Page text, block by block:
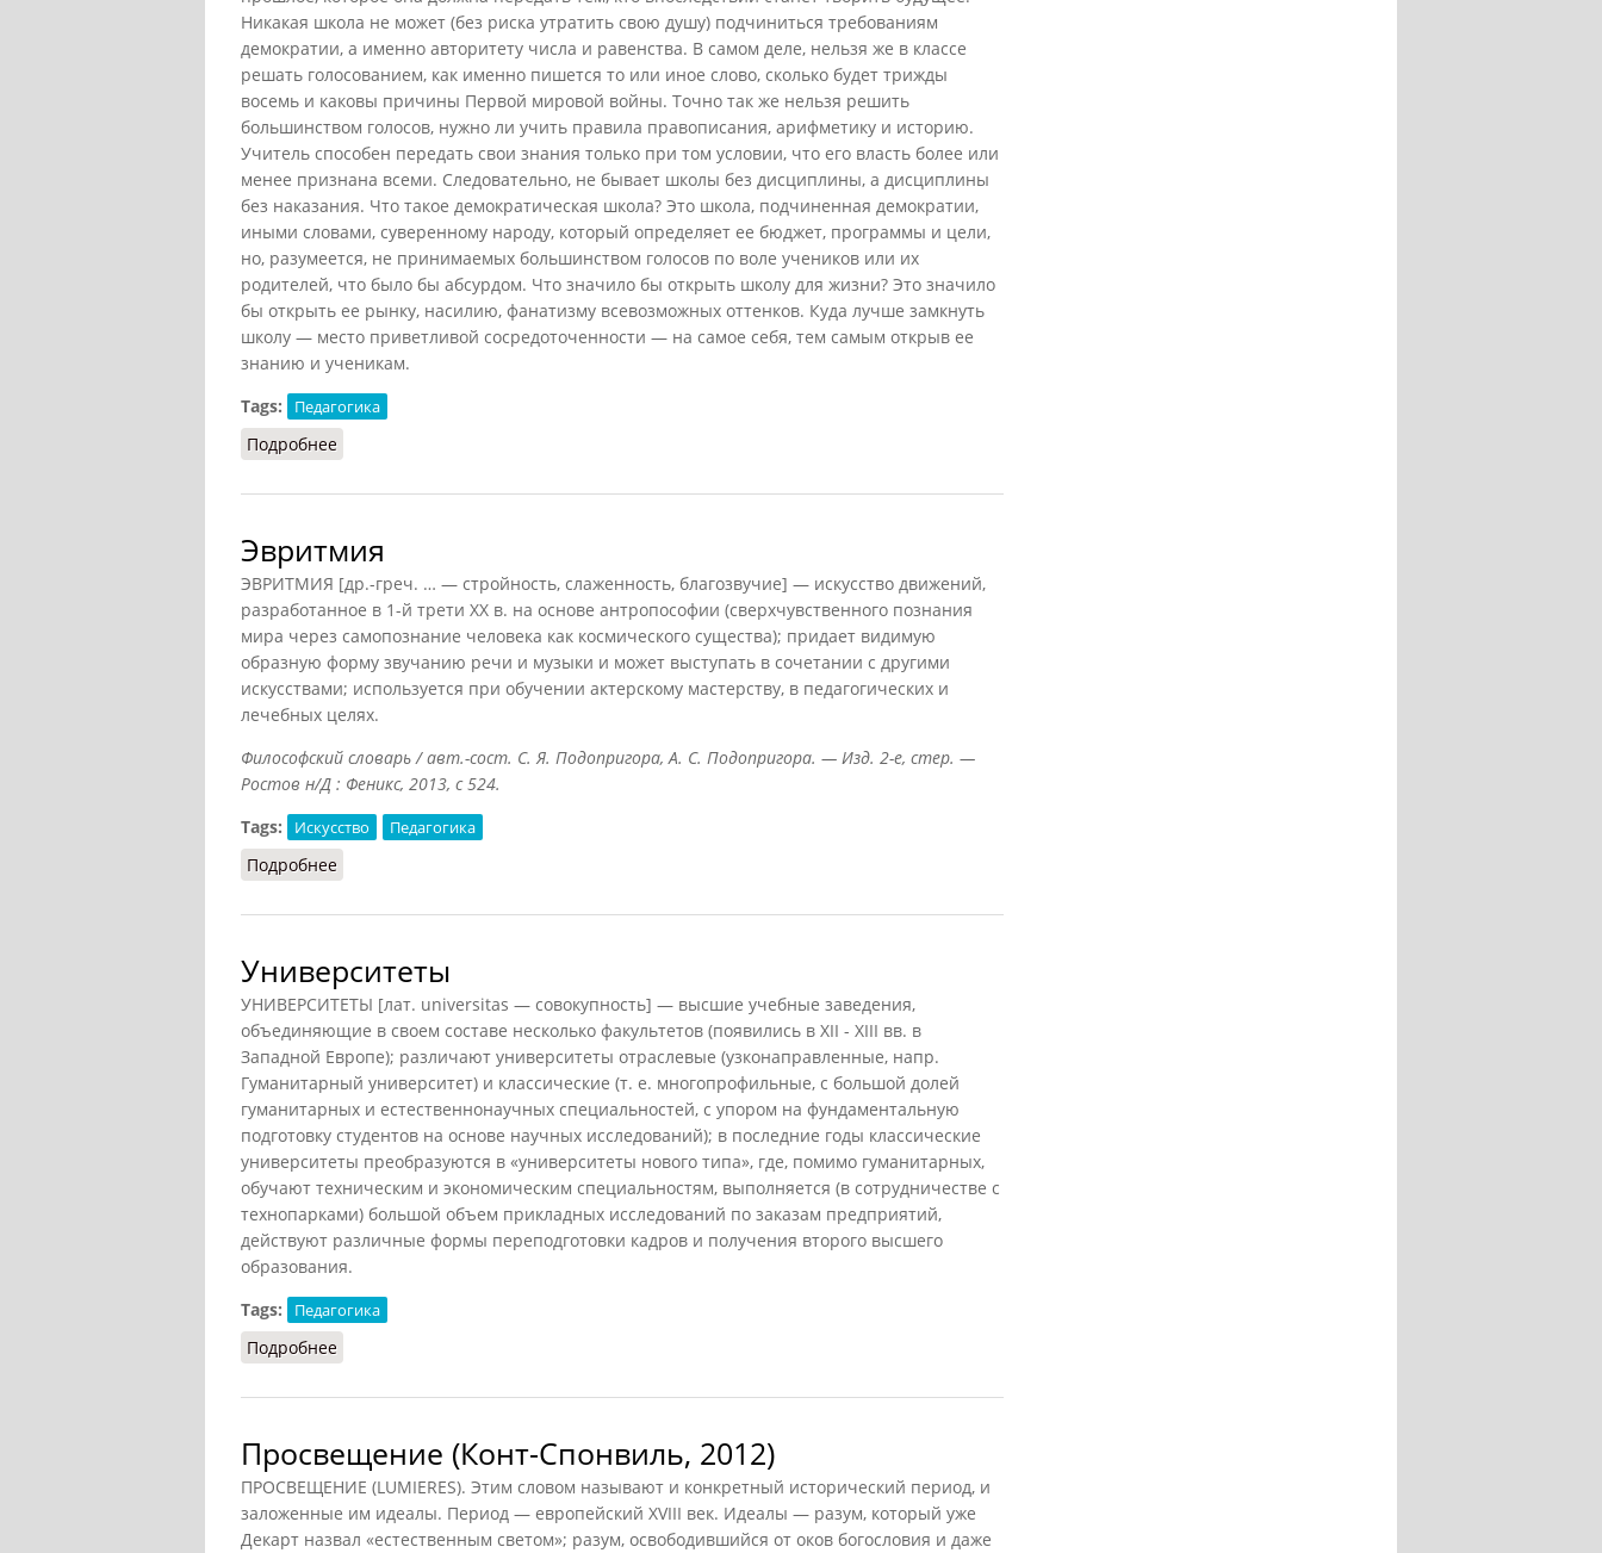
Никакая школа не может (без риска утратить свою душу) подчиниться требованиям
демократии, а именно авторитету числа и равенства. В самом деле, нельзя же в классе
решать голосованием, как именно пишется то или иное слово, сколько будет трижды
восемь и каковы причины Первой мировой войны. Точно так же нельзя решить
большинством голосов, нужно ли учить правила правописания, арифметику и историю.
Учитель способен передать свои знания только при том условии, что его власть более или
менее признана всеми. Следовательно, не бывает школы без дисциплины, а дисциплины
без наказания. Что такое демократическая школа? Это школа, подчиненная демократии,
иными словами, суверенному народу, который определяет ее бюджет, программы и цели,
но, разумеется, не принимаемых большинством голосов по воле учеников или их
родителей, что было бы абсурдом. Что значило бы открыть школу для жизни? Это значило
бы открыть ее рынку, насилию, фанатизму всевозможных оттенков. Куда лучше замкнуть
школу — место приветливой сосредоточенности — на самое себя, тем самым открыв ее
знанию и ученикам.
Tags:
Педагогика
Подробнее
Эвритмия
ЭВРИТМИЯ [др.-греч. … — стройность, слаженность, благозвучие] — искусство движений,
разработанное в 1-й трети XX в. на основе антропософии (сверхчувственного познания
мира через самопознание человека как космического существа); придает видимую
образную форму звучанию речи и музыки и может выступать в сочетании с другими
искусствами; используется при обучении актерскому мастерству, в педагогических и
лечебных целях.
Философский словарь / авт.-сост. С. Я. Подопригора, А. С. Подопригора. — Изд. 2-е, стер. —
Ростов н/Д : Феникс, 2013, с 524.
Tags:
Искусство Педагогика
Подробнее
Университеты
УНИВЕРСИТЕТЫ [лат. universitas — совокупность] — высшие учебные заведения,
объединяющие в своем составе несколько факультетов (появились в ХII - ХIII вв. в
Западной Европе); различают университеты отраслевые (узконаправленные, напр.
Гуманитарный университет) и классические (т. е. многопрофильные, с большой долей
гуманитарных и естественнонаучных специальностей, с упором на фундаментальную
подготовку студентов на основе научных исследований); в последние годы классические
университеты преобразуются в «университеты нового типа», где, помимо гуманитарных,
обучают техническим и экономическим специальностям, выполняется (в сотрудничестве с
технопарками) большой объем прикладных исследований по заказам предприятий,
действуют различные формы переподготовки кадров и получения второго высшего
образования.
Tags:
Педагогика
Подробнее
Просвещение (Конт-Спонвиль, 2012)
ПРОСВЕЩЕНИЕ (LUMIERES). Этим словом называют и конкретный исторический период, и
заложенные им идеалы. Период — европейский XVIII век. Идеалы — разум, который уже
Декарт назвал «естественным светом»; разум, освободившийся от оков богословия и даже